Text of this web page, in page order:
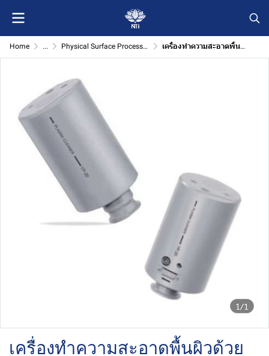
Home ... Physical Surface Processing เครื่องทำความสะอาดพื้นผิวด้วยพลาสมา YP-20 สำหรับงาน Physical Surface Processing
1/1
เครื่องทำความสะอาดพื้นผิวด้วย